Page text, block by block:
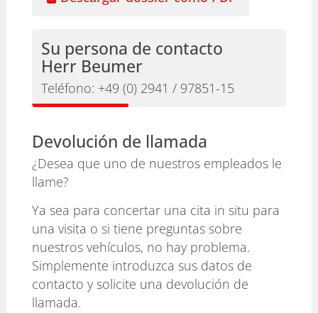
Su persona de contacto
Herr Beumer
Teléfono: +49 (0) 2941 / 97851-15
Devolución de llamada
¿Desea que uno de nuestros empleados le
llame?
Ya sea para concertar una cita in situ para
una visita o si tiene preguntas sobre
nuestros vehículos, no hay problema.
Simplemente introduzca sus datos de
contacto y solicite una devolución de
llamada.